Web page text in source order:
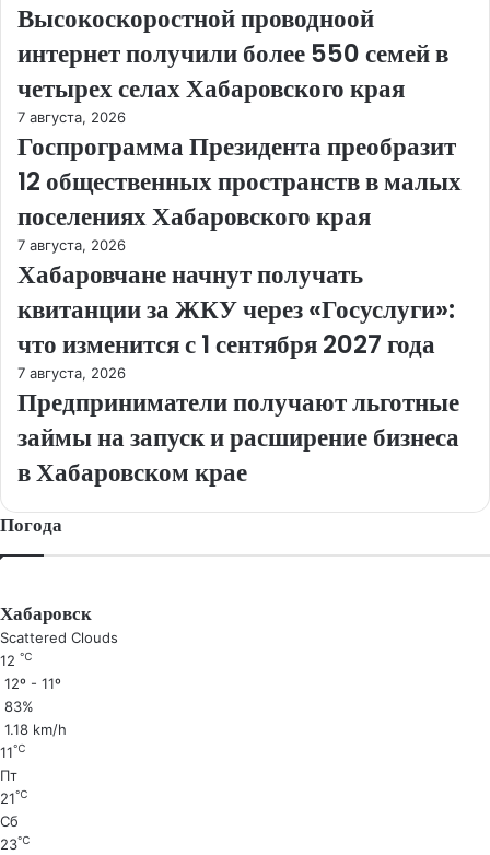
Высокоскоростной проводноой
интернет получили более 550 семей в
четырех селах Хабаровского края
7 августа, 2026
Госпрограмма Президента преобразит
12 общественных пространств в малых
поселениях Хабаровского края
7 августа, 2026
Хабаровчане начнут получать
квитанции за ЖКУ через «Госуслуги»:
что изменится с 1 сентября 2027 года
7 августа, 2026
Предприниматели получают льготные
займы на запуск и расширение бизнеса
в Хабаровском крае
Погода
Хабаровск
Scattered Clouds
12 ℃
12º - 11º
83%
1.18 km/h
11℃
Пт
21℃
Сб
23℃